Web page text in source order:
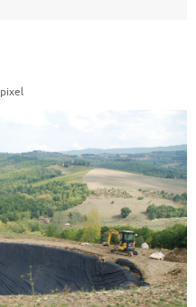
pixel